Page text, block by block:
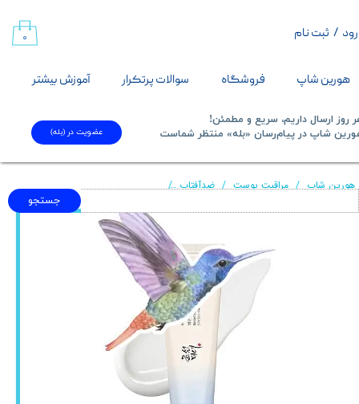
هورین شاپ فروشگاه سوالات پرتکرار آموزش بیشتر
/ ثبت نام
حساب کاربری من
تغییر گذر واژه
خروج از حساب کاربری
۰
جستجو
روز ارسال داریم، سریع و مطمئن!
شاپ در پیام‌رسان «بله» منتظر شماست​​​​​​​
عضویت در (بله)
هورین شاپ مراقبت پوست ضدآفتاب کرم ضدآفتاب برنج و پنتنول آکوا فرش